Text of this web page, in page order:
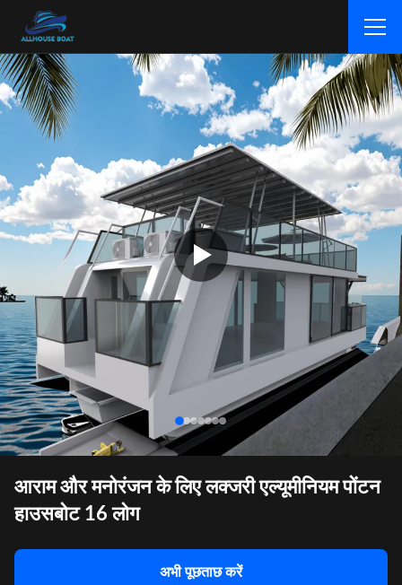
आराम और मनोरंजन के लिए लक्जरी एल्यूमीनियम पोंटन
हाउसबोट 16 लोग
अभी पूछताछ करें